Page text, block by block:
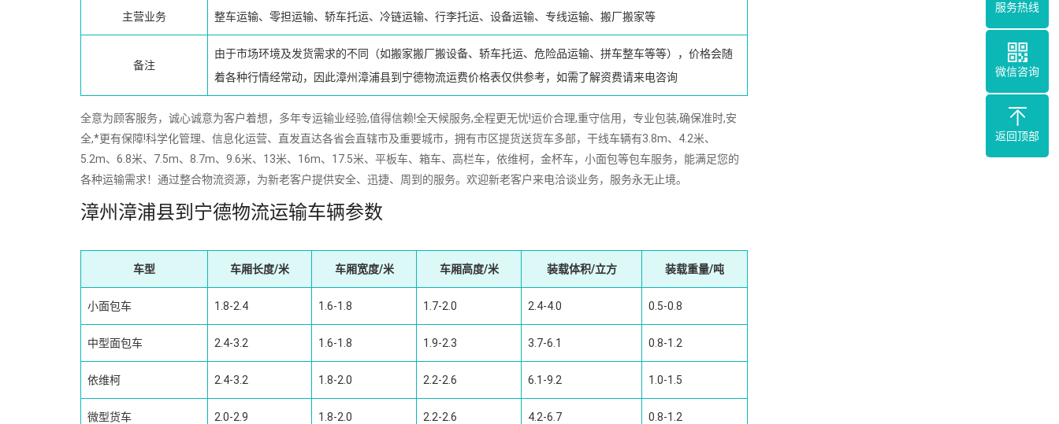
主营业务 整车运输、零担运输、轿车托运、冷链运输、行李托运、设备运输、专线运输、搬厂搬家等
备注
由于市场环境及发货需求的不同（如搬家搬厂搬设备、轿车托运、危险品运输、拼车整车等等），价格会随
着各种行情经常动，因此漳州漳浦县到宁德物流运费价格表仅供参考，如需了解资费请来电咨询
全意为顾客服务，诚心诚意为客户着想，多年专运输业经验,值得信赖!全天候服务,全程更无忧!运价合理,重守信用，专业包装,确保准时,安
全,*更有保障!科学化管理、信息化运营、直发直达各省会直辖市及重要城市，拥有市区提货送货车多部，干线车辆有3.8m、4.2米、
5.2m、6.8米、7.5m、8.7m、9.6米、13米、16m、17.5米、平板车、箱车、高栏车，依维柯，金杯车，小面包等包车服务，能满足您的
各种运输需求！通过整合物流资源，为新老客户提供安全、迅捷、周到的服务。欢迎新老客户来电洽谈业务，服务永无止境。
漳州漳浦县到宁德物流运输车辆参数
车型 车厢长度/米 车厢宽度/米 车厢高度/米 装载体积/立方 装载重量/吨
小面包车 1.8-2.4 1.6-1.8 1.7-2.0 2.4-4.0 0.5-0.8
中型面包车 2.4-3.2 1.6-1.8 1.9-2.3 3.7-6.1 0.8-1.2
依维柯 2.4-3.2 1.8-2.0 2.2-2.6 6.1-9.2 1.0-1.5
微型货车 2.0-2.9 1.8-2.0 2.2-2.6 4.2-6.7 0.8-1.2
服务热线
微信咨询
返回顶部